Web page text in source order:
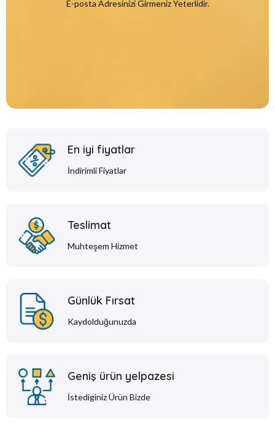
E-posta Adresinizi Girmeniz Yeterlidir.
En iyi fiyatlar
İndirimli Fiyatlar
Teslimat
Muhteşem Hizmet
Günlük Fırsat
Kaydolduğunuzda
Geniş ürün yelpazesi
İstediginiz Ürün Bizde